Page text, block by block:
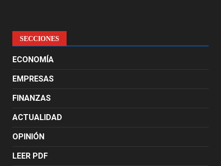
SECCIONES
ECONOMÍA
EMPRESAS
FINANZAS
ACTUALIDAD
OPINIÓN
LEER PDF